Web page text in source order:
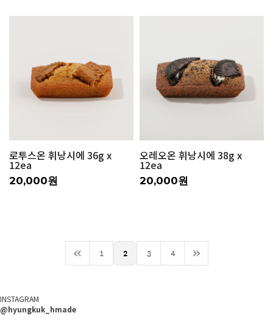
로투스온 휘낭시에 36g x
12ea
20,000원
오레오온 휘낭시에 38g x
12ea
20,000원
<< 1 2 3 4 >>
INSTAGRAM
@hyungkuk_hmade